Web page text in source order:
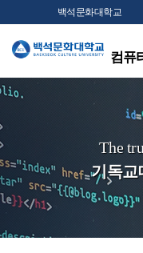
백석문화대학교
컴퓨
The
기독교